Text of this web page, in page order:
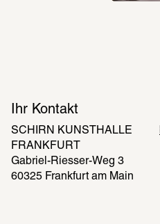
Ihr Kontakt
SCHIRN KUNSTHALLE
FRANKFURT
Gabriel-Riesser-Weg 3
60325 Frankfurt am Main